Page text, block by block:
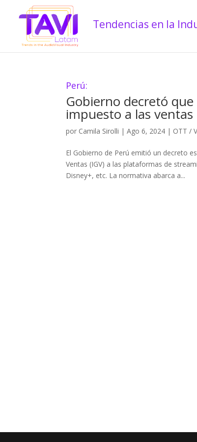
Perú:
Gobierno decretó
impuesto a las ventas
por Camila Sirolli |Ago 6, 2024 | OTT /
El Gobierno de Perú emitió un decreto
Ventas (IGV) a las plataformas de
Disney+, etc. La normativa abarca a...